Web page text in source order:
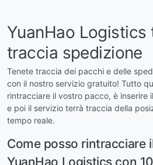
YuanHao Logistics
traccia spedizione
Tenete traccia dei pacchi e delle
con il nostro servizio gratuito! Tutto
rintracciare il vostro pacco, è inserire
e poi il servizio terrà traccia della
tempo reale.
Come posso rintracciare
YuanHao Logistics con